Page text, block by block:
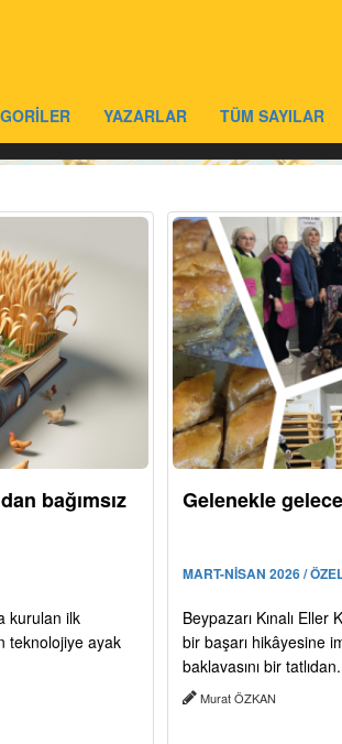
YAZARLAR TÜM SAYILAR
bağımsız
kurulan ilk
teknolojiye ayak
Gelenekle
MART-NİSAN 2026 /
Beypazarı Kınalı Eller
bir başarı hikâyesine
baklavasını bir
Murat ÖZKAN